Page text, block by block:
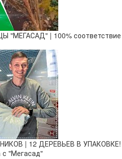
| 100% соответствие
| 12 ДЕРЕВЬЕВ В УПАКОВКЕ!
с "Мегасад"